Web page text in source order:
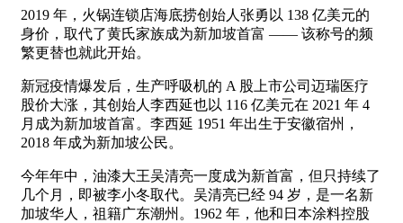
2019 年，火锅连锁店海底捞创始人张勇以 138 亿美元的
身价，取代了黄氏家族成为新加坡首富 —— 该称号的频
繁更替也就此开始。
新冠疫情爆发后，生产呼吸机的 A 股上市公司迈瑞医疗
股价大涨，其创始人李西延也以 116 亿美元在 2021 年 4
月成为新加坡首富。李西延 1951 年出生于安徽宿州，
2018 年成为新加坡公民。
今年年中，油漆大王吴清亮一度成为新首富，但只持续了
几个月，即被李小冬取代。吴清亮已经 94 岁，是一名新
加坡华人，祖籍广东潮州。1962 年，他和日本涂料控股